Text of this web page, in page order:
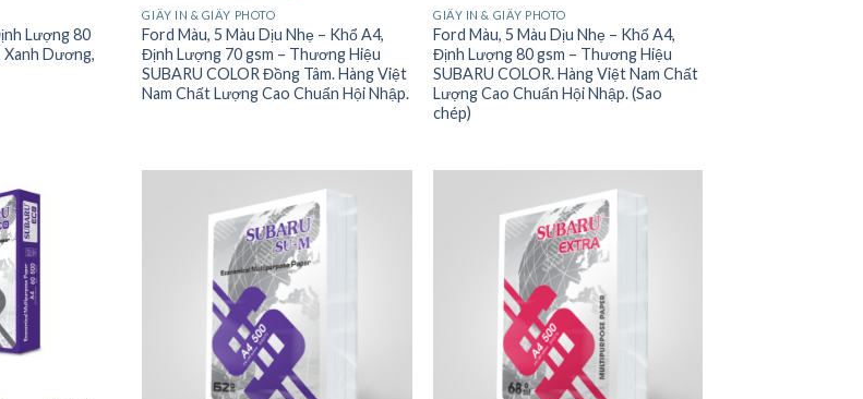
Lượng 80
Xanh Dương,
GIẤY IN & GIẤY PHOTO
Ford Màu, 5 Màu Dịu Nhẹ – Khổ A4,
Định Lượng 70 gsm – Thương Hiệu
SUBARU COLOR Đồng Tâm. Hàng Việt
Nam Chất Lượng Cao Chuẩn Hội Nhập.
GIẤY IN & GIẤY PHOTO
Ford Màu, 5 Màu Dịu Nhẹ – Khổ A4,
Định Lượng 80 gsm – Thương Hiệu
SUBARU COLOR. Hàng Việt Nam Chất
Lượng Cao Chuẩn Hội Nhập. (Sao
chép)